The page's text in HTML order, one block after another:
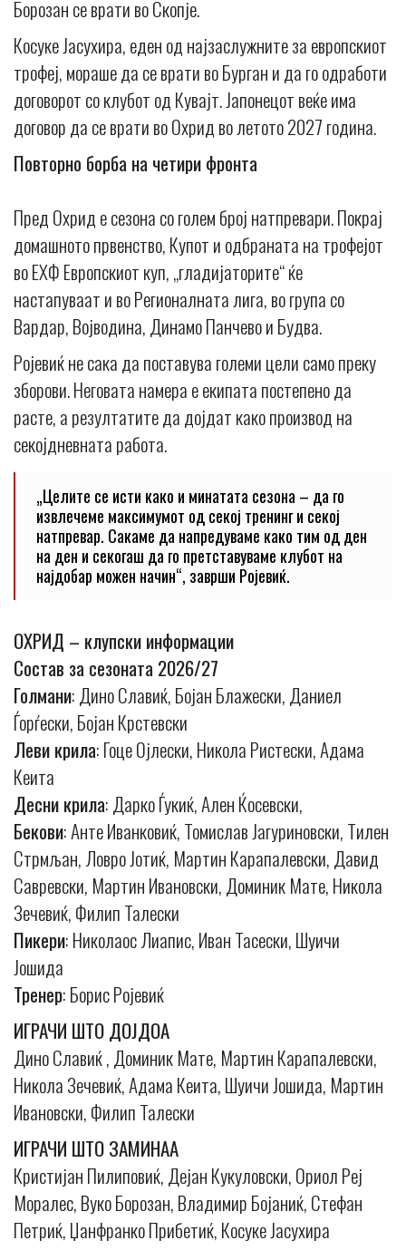
Борозан се врати во Скопје.
Косуке Јасухира, еден од најзаслужните за европскиот
трофеј, мораше да се врати во Бурган и да го одработи
договорот со клубот од Кувајт. Јапонецот веќе има
договор да се врати во Охрид во летото 2027 година.
Повторно борба на четири фронта
Пред Охрид е сезона со голем број натпревари. Покрај
домашното првенство, Купот и одбраната на трофејот
во ЕХФ Европскиот куп, „гладијаторите“ ќе
настапуваат и во Регионалната лига, во група со
Вардар, Војводина, Динамо Панчево и Будва.
Ројевиќ не сака да поставува големи цели само преку
зборови. Неговата намера е екипата постепено да
расте, а резултатите да дојдат како производ на
секојдневната работа.
„Целите се исти како и минатата сезона – да го
извлечеме максимумот од секој тренинг и секој
натпревар. Сакаме да напредуваме како тим од ден
на ден и секогаш да го претставуваме клубот на
најдобар можен начин“, заврши Ројевиќ.
ОХРИД – клупски информации
Состав за сезоната 2026/27
Голмани: Дино Славиќ, Бојан Блажески, Даниел
Ѓорѓески, Бојан Крстевски
Леви крила: Гоце Ојлески, Никола Ристески, Адама
Кеита
Десни крила: Дарко Ѓукиќ, Ален Ќосевски,
Бекови: Анте Иванковиќ, Томислав Јагуриновски, Тилен
Стрмљан, Ловро Јотиќ, Мартин Карапалевски, Давид
Савревски, Мартин Ивановски, Доминик Мате, Никола
Зечевиќ, Филип Талески
Пикери: Николаос Лиапис, Иван Тасески, Шуичи
Јошида
Тренер: Борис Ројевиќ
ИГРАЧИ ШТО ДОЈДОА
Дино Славиќ , Доминик Мате, Мартин Карапалевски,
Никола Зечевиќ, Адама Кеита, Шуичи Јошида, Мартин
Ивановски, Филип Талески
ИГРАЧИ ШТО ЗАМИНАА
Кристијан Пилиповиќ, Дејан Кукуловски, Ориол Реј
Моралес, Вуко Борозан, Владимир Бојаниќ, Стефан
Петриќ, Џанфранко Прибетиќ, Косуке Јасухира